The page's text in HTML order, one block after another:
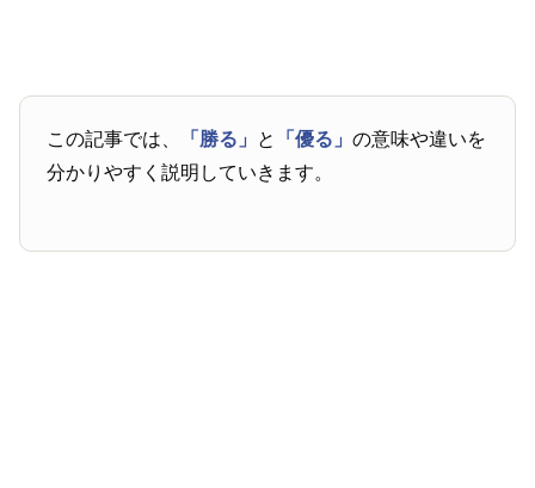
この記事では、 「勝る」 と 「優る」の意味や違いを
分かりやすく説明していきます。